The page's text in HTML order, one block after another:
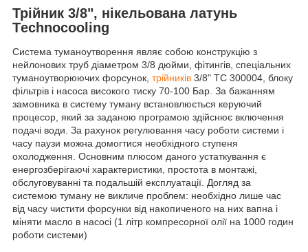
Трійник 3/8", нікельована латунь
Тechnocooling
Система туманоутворення являє собою конструкцію з
нейлонових труб діаметром 3/8 дюйми, фітингів, спеціальних
туманоутворюючих форсунок, трійників 3/8" ТС 300004, блоку
фільтрів і насоса високого тиску 70-100 Бар. За бажанням
замовника в систему туману встановлюється керуючий
процесор, який за заданою програмою здійснює включення
подачі води. За рахунок регулювання часу роботи системи і
часу паузи можна домогтися необхідного ступеня
охолодження. Основним плюсом даного устаткування є
енергозберігаючі характеристики, простота в монтажі,
обслуговуванні та подальшій експлуатації. Догляд за
системою туману не викличе проблем: необхідно лише час
від часу чистити форсунки від накопиченого на них вапна і
міняти масло в насосі (1 літр компресорної олії на 1000 годин
роботи системи)